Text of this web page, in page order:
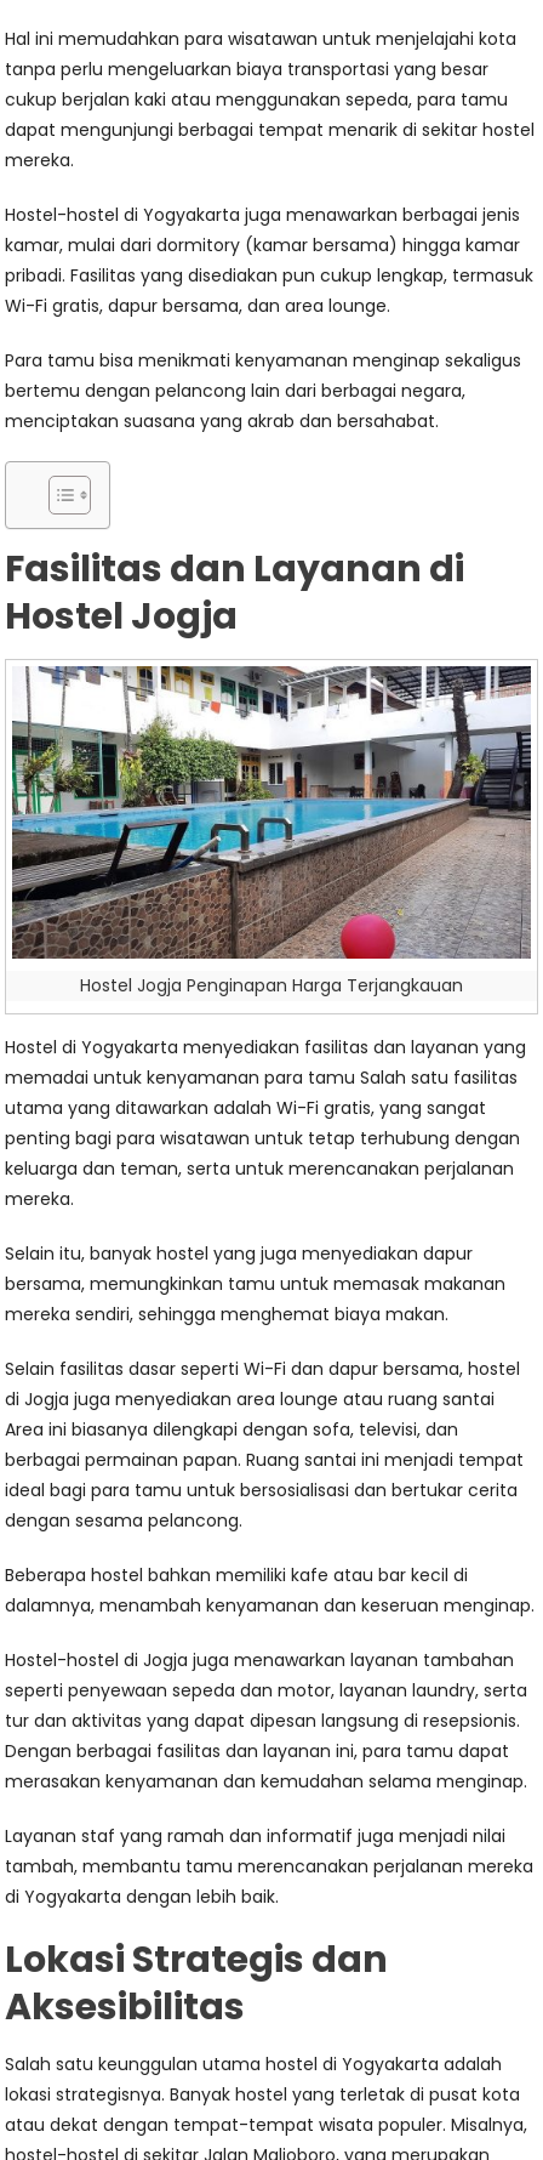
Hal ini memudahkan para wisatawan untuk menjelajahi kota
tanpa perlu mengeluarkan biaya transportasi yang besar
cukup berjalan kaki atau menggunakan sepeda, para tamu
dapat mengunjungi berbagai tempat menarik di sekitar hostel
mereka.
Hostel-hostel di Yogyakarta juga menawarkan berbagai jenis
kamar, mulai dari dormitory (kamar bersama) hingga kamar
pribadi. Fasilitas yang disediakan pun cukup lengkap, termasuk
Wi-Fi gratis, dapur bersama, dan area lounge.
Para tamu bisa menikmati kenyamanan menginap sekaligus
bertemu dengan pelancong lain dari berbagai negara,
menciptakan suasana yang akrab dan bersahabat.
Fasilitas dan Layanan di
Hostel Jogja
Hostel Jogja Penginapan Harga Terjangkauan
Hostel di Yogyakarta menyediakan fasilitas dan layanan yang
memadai untuk kenyamanan para tamu Salah satu fasilitas
utama yang ditawarkan adalah Wi-Fi gratis, yang sangat
penting bagi para wisatawan untuk tetap terhubung dengan
keluarga dan teman, serta untuk merencanakan perjalanan
mereka.
Selain itu, banyak hostel yang juga menyediakan dapur
bersama, memungkinkan tamu untuk memasak makanan
mereka sendiri, sehingga menghemat biaya makan.
Selain fasilitas dasar seperti Wi-Fi dan dapur bersama, hostel
di Jogja juga menyediakan area lounge atau ruang santai
Area ini biasanya dilengkapi dengan sofa, televisi, dan
berbagai permainan papan. Ruang santai ini menjadi tempat
ideal bagi para tamu untuk bersosialisasi dan bertukar cerita
dengan sesama pelancong.
Beberapa hostel bahkan memiliki kafe atau bar kecil di
dalamnya, menambah kenyamanan dan keseruan menginap.
Hostel-hostel di Jogja juga menawarkan layanan tambahan
seperti penyewaan sepeda dan motor, layanan laundry, serta
tur dan aktivitas yang dapat dipesan langsung di resepsionis.
Dengan berbagai fasilitas dan layanan ini, para tamu dapat
merasakan kenyamanan dan kemudahan selama menginap.
Layanan staf yang ramah dan informatif juga menjadi nilai
tambah, membantu tamu merencanakan perjalanan mereka
di Yogyakarta dengan lebih baik.
Lokasi Strategis dan
Aksesibilitas
Salah satu keunggulan utama hostel di Yogyakarta adalah
lokasi strategisnya. Banyak hostel yang terletak di pusat kota
atau dekat dengan tempat-tempat wisata populer. Misalnya,